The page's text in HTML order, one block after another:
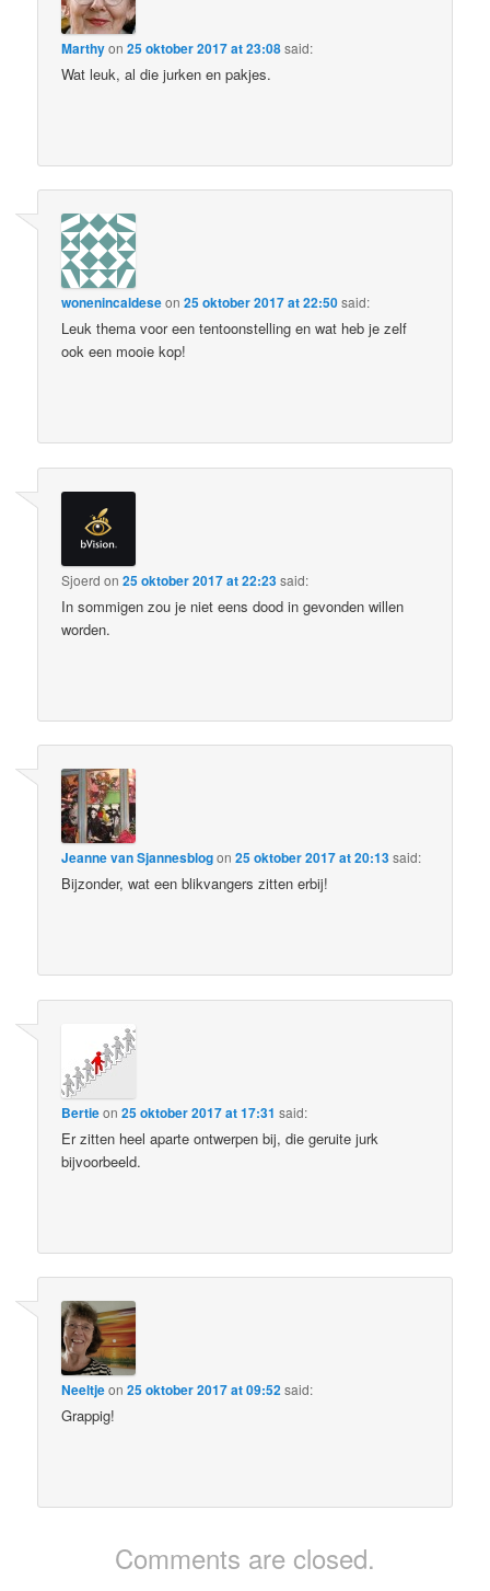
Marthyon25 oktober 2017 at 23:08said:
Wat leuk, al die jurken en pakjes.
wonenincaldeseon25 oktober 2017 at 22:50said:
Leuk thema voor een tentoonstelling en wat heb je zelf
ook een mooie kop!
Sjoerd on25 oktober 2017 at 22:23said:
In sommigen zou je niet eens dood in gevonden willen
worden.
Jeanne van Sjannesblogon25 oktober 2017 at 20:13said:
Bijzonder, wat een blikvangers zitten erbij!
Bertieon25 oktober 2017 at 17:31 said:
Er zitten heel aparte ontwerpen bij, die geruite jurk
bijvoorbeeld.
Neeltjeon25 oktober 2017 at 09:52said:
Grappig!
Comments are closed.